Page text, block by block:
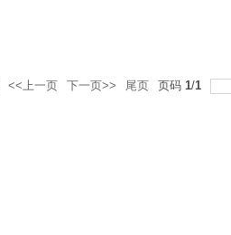
<<上一页 下一页>> 尾页 页码 1/1